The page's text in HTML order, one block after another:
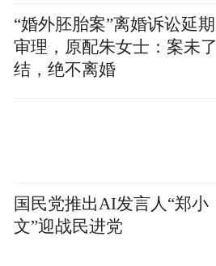
“婚外胚胎案”离婚诉讼延期
审理，原配朱女士：案未了
结，绝不离婚
国民党推出AI发言人“郑小
文”迎战民进党